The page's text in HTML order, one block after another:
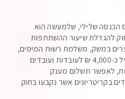
הכנסה שלילי, שלמעשה הוא
להגדלת שיעור ההשתתפות
במשק, משלמת רשות המיסים,
מענק עבודה שנתי, בסך של כ-4,000 ₪ לעובדות ועובדים
לאפשר תשלום מענק
בקריטריונים אשר נקבעו בחוק